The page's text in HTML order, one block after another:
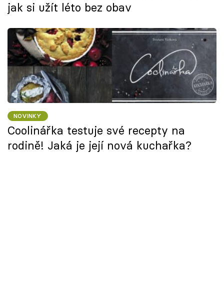
jak si užít léto bez obav
NOVINKY
Coolinářka testuje své recepty na
rodině! Jaká je její nová kuchařka?